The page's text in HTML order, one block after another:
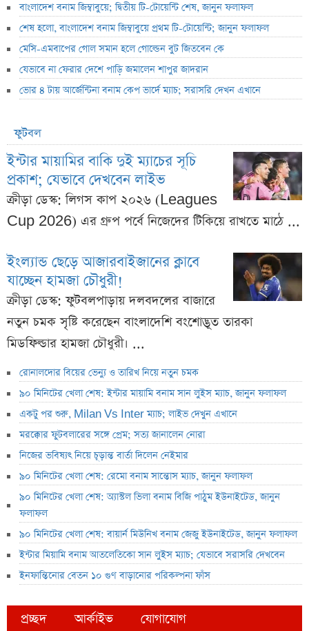
বাংলাদেশ বনাম জিম্বাবুয়ে; দ্বিতীয় টি-টোয়েন্টি শেষ, জানুন ফলাফল
শেষ হলো, বাংলাদেশ বনাম জিম্বাবুয়ে প্রথম টি-টোয়েন্টি; জানুন ফলাফল
মেসি-এমবাপের গোল সমান হলে গোল্ডেন বুট জিতবেন কে
যেভাবে না ফেরার দেশে পাড়ি জমালেন শাপুর জাদরান
ভোর ৪ টায় আর্জেন্টিনা বনাম কেপ ভার্দে ম্যাচ; সরাসরি দেখন এখানে
ফুটবল
ইন্টার মায়ামির বাকি দুই ম্যাচের সূচি
প্রকাশ; যেভাবে দেখবেন লাইভ
ক্রীড়া ডেস্ক: লিগস কাপ ২০২৬ (Leagues
Cup 2026) এর গ্রুপ পর্বে নিজেদের টিকিয়ে রাখতে মাঠে ...
ইংল্যান্ড ছেড়ে আজারবাইজানের ক্লাবে
যাচ্ছেন হামজা চৌধুরী!
ক্রীড়া ডেস্ক: ফুটবলপাড়ায় দলবদলের বাজারে
নতুন চমক সৃষ্টি করেছেন বাংলাদেশি বংশোদ্ভূত তারকা
মিডফিল্ডার হামজা চৌধুরী। ...
রোনালদোর বিয়ের ভেন্যু ও তারিখ নিয়ে নতুন চমক
৯০ মিনিটের খেলা শেষ: ইন্টার মায়ামি বনাম সান লুইস ম্যাচ, জানুন ফলাফল
একটু পর শুরু, Milan Vs Inter ম্যাচ; লাইভ দেখুন এখানে
মরক্কোর ফুটবলারের সঙ্গে প্রেম; সত্য জানালেন নোরা
নিজের ভবিষ্যৎ নিয়ে চূড়ান্ত বার্তা দিলেন নেইমার
৯০ মিনিটের খেলা শেষ: রেমো বনাম সান্তোস ম্যাচ, জানুন ফলাফল
৯০ মিনিটের খেলা শেষ: অ্যাস্টল ভিলা বনাম বিজি পাঠুম ইউনাইটেড, জানুন
ফলাফল
৯০ মিনিটের খেলা শেষ: বায়ার্ন মিউনিখ বনাম জেজু ইউনাইটেড, জানুন ফলাফল
ইন্টার মিয়ামি বনাম আতলেতিকো সান লুইস ম্যাচ; যেভাবে সরাসরি দেখবেন
ইনফান্তিনোর বেতন ১০ গুণ বাড়ানোর পরিকল্পনা ফাঁস
প্রচ্ছদ আর্কাইভ যোগাযোগ